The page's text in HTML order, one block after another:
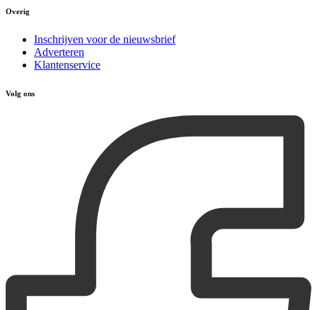
Overig
Inschrijven voor de nieuwsbrief
Adverteren
Klantenservice
Volg ons